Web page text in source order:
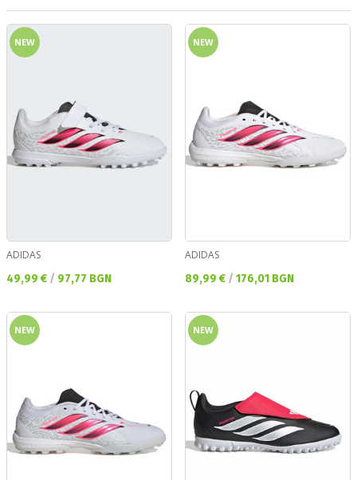
NEW
ADIDAS
Текуща цена:
49,99 € / 97,77 BGN
NEW
ADIDAS
Текуща цена:
89,99 € / 176,01 BGN
NEW NEW